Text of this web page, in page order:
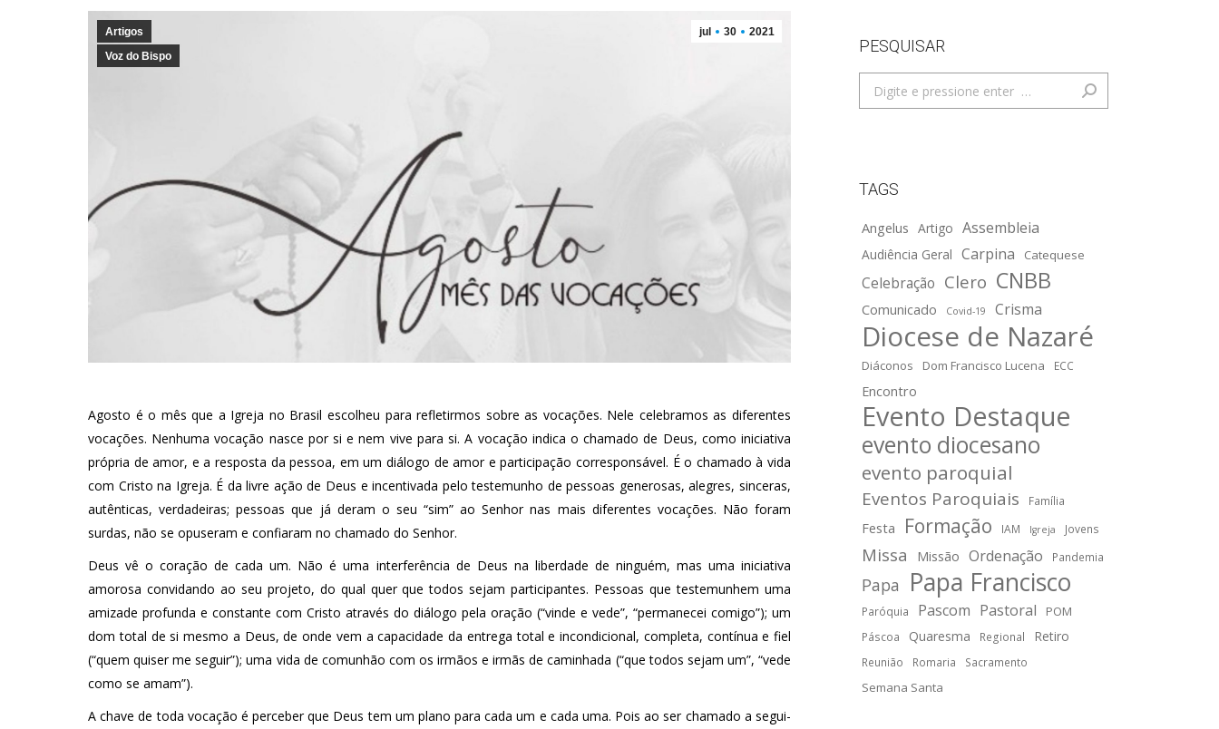
jul 30 2021
Artigos
Voz do Bispo
Agosto é o mês que a Igreja no Brasil escolheu para refletirmos sobre as vocações. Nele celebramos as diferentes
vocações. Nenhuma vocação nasce por si e nem vive para si. A vocação indica o chamado de Deus, como iniciativa
própria de amor, e a resposta da pessoa, em um diálogo de amor e participação corresponsável. É o chamado à vida
com Cristo na Igreja. É da livre ação de Deus e incentivada pelo testemunho de pessoas generosas, alegres, sinceras,
autênticas, verdadeiras; pessoas que já deram o seu “sim” ao Senhor nas mais diferentes vocações. Não foram
surdas, não se opuseram e confiaram no chamado do Senhor.
Deus vê o coração de cada um. Não é uma interferência de Deus na liberdade de ninguém, mas uma iniciativa
amorosa convidando ao seu projeto, do qual quer que todos sejam participantes. Pessoas que testemunhem uma
amizade profunda e constante com Cristo através do diálogo pela oração (“vinde e vede”, “permanecei comigo”); um
dom total de si mesmo a Deus, de onde vem a capacidade da entrega total e incondicional, completa, contínua e fiel
(“quem quiser me seguir”); uma vida de comunhão com os irmãos e irmãs de caminhada (“que todos sejam um”, “vede
como se amam”).
A chave de toda vocação é perceber que Deus tem um plano para cada um e cada uma. Pois ao ser chamado a segui-
PESQUISAR
Search:
TAGS
Angelus Artigo Assembleia
Audiência Geral Carpina Catequese
Celebração Clero CNBB
Comunicado Covid-19 Crisma
Diocese de Nazaré
Diáconos Dom Francisco Lucena ECC
Encontro
Evento Destaque
evento diocesano
evento paroquial
Eventos Paroquiais Família
Festa Formação IAM Igreja Jovens
Missa Missão Ordenação Pandemia
Papa Papa Francisco
Paróquia Pascom Pastoral POM
Páscoa Quaresma Regional Retiro
Reunião Romaria Sacramento
Semana Santa